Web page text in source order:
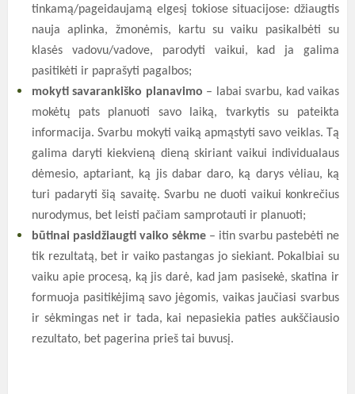
tinkamą/pageidaujamą elgesį tokiose situacijose: džiaugtis
nauja aplinka, žmonėmis, kartu su vaiku pasikalbėti su
klasės vadovu/vadove, parodyti vaikui, kad ja galima
pasitikėti ir paprašyti pagalbos;
mokyti savarankiško planavimo – labai svarbu, kad vaikas
mokėtų pats planuoti savo laiką, tvarkytis su pateikta
informacija. Svarbu mokyti vaiką apmąstyti savo veiklas. Tą
galima daryti kiekvieną dieną skiriant vaikui individualaus
dėmesio, aptariant, ką jis dabar daro, ką darys vėliau, ką
turi padaryti šią savaitę. Svarbu ne duoti vaikui konkrečius
nurodymus, bet leisti pačiam samprotauti ir planuoti;
būtinai pasidžiaugti vaiko sėkme – itin svarbu pastebėti ne
tik rezultatą, bet ir vaiko pastangas jo siekiant. Pokalbiai su
vaiku apie procesą, ką jis darė, kad jam pasisekė, skatina ir
formuoja pasitikėjimą savo jėgomis, vaikas jaučiasi svarbus
ir sėkmingas net ir tada, kai nepasiekia paties aukščiausio
rezultato, bet pagerina prieš tai buvusį.